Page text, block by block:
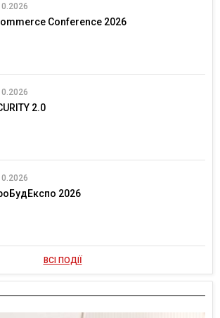
Conference 2026
2.0
2026
ВСІ ПОДІЇ